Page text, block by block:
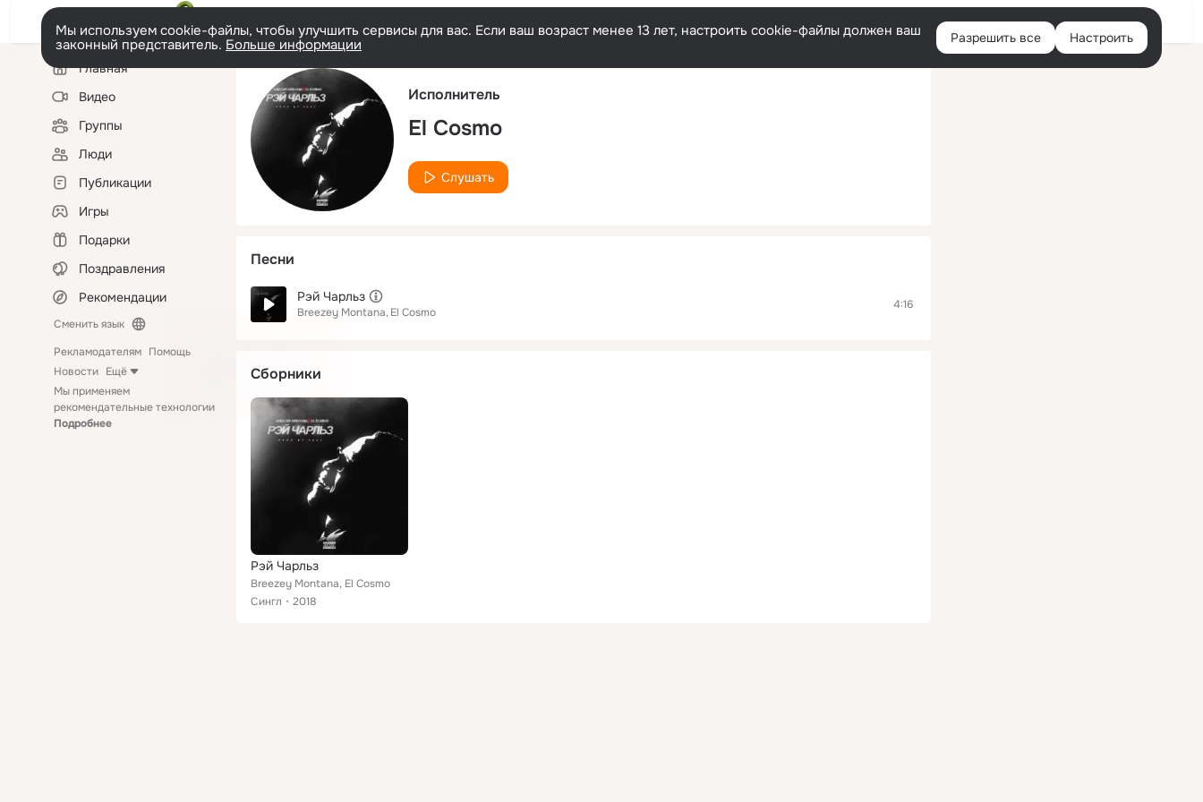
Русский Войти
Мы используем cookie-файлы, чтобы улучшить сервисы для вас. Если ваш возраст менее 13 лет, настроить cookie-файлы должен ваш
законный представитель. Больше информации Разрешить все Настроить
Левая
колонкаГлавная
Видео
Группы
Люди
Публикации
Игры
Подарки
Поздравления
Рекомендации
Сменить язык
Рекламодателям Помощь
Новости Ещё
Мы применяем
рекомендательные технологии
Подробнее
Исполнитель
El Cosmo
Слушать
Песни
Рэй Чарльз
Breezey Montana El Cosmo
4:16
Сборники
Рэй Чарльз
Breezey Montana, El Cosmo
Сингл
2018